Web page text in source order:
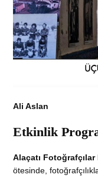
Ali Aslan
Etkinlik
Alaçatı
ötesinde,